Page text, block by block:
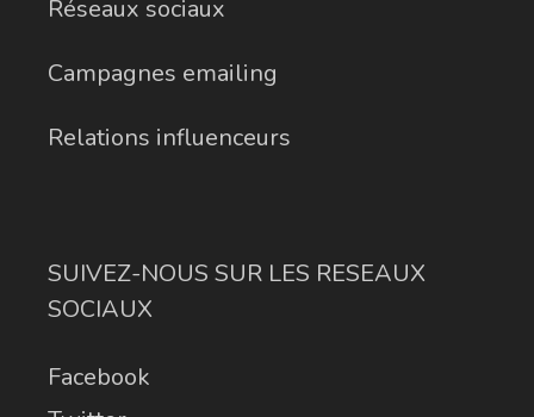
Réseaux sociaux
Campagnes emailing
Relations influenceurs
SUIVEZ-NOUS SUR LES RESEAUX
SOCIAUX
Facebook